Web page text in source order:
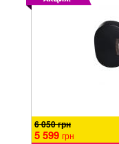
6 050 грн
5 599 грн